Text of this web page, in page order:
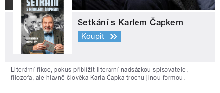
Setkání s Karlem Čapkem
Koupit
Literární fikce, pokus přiblížit literární nadsázkou spisovatele,
filozofa, ale hlavně člověka Karla Čapka trochu jinou formou.